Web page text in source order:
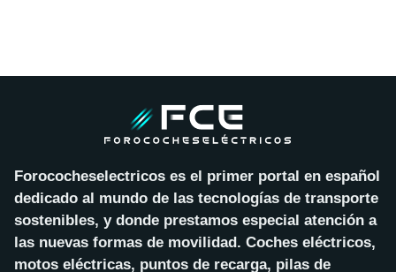
Forococheselectricos es el primer portal en español
dedicado al mundo de las tecnologías de transporte
sostenibles, y donde prestamos especial atención a
las nuevas formas de movilidad. Coches eléctricos,
motos eléctricas, puntos de recarga, pilas de